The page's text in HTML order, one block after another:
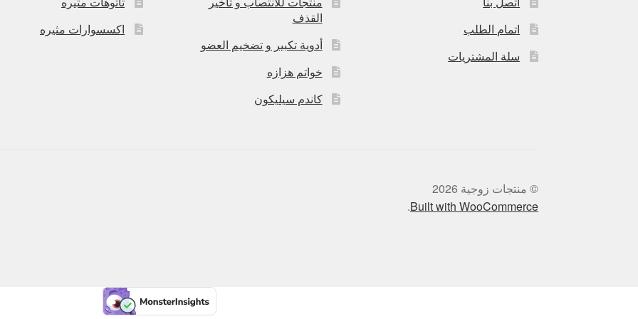
اتمام الطلب
سلة المشتريات
القذف
أدوية تكبير و تضخيم العضو
خواتم هزازه
كاندم سيليكون
اكسسوارات مثيره
© منتجات زوجية 2026
Built with WooCommerce
.